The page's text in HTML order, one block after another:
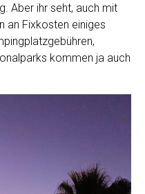
Aber ihr seht, auch mit
an Fixkosten einiges
kommen ja auch